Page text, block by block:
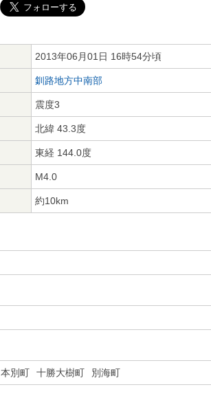
2013年06月01日 16時54分頃
釧路地方中南部
震度3
北緯 43.3度
東経 144.0度
M4.0
約10km
本別町 十勝大樹町 別海町